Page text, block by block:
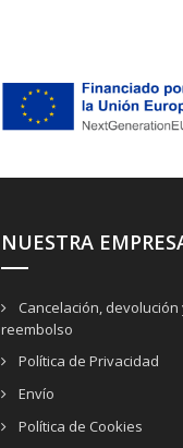
NUESTRA
Cancelación, devolución
reembolso
Política de Privacidad
Envío
Política de Cookies